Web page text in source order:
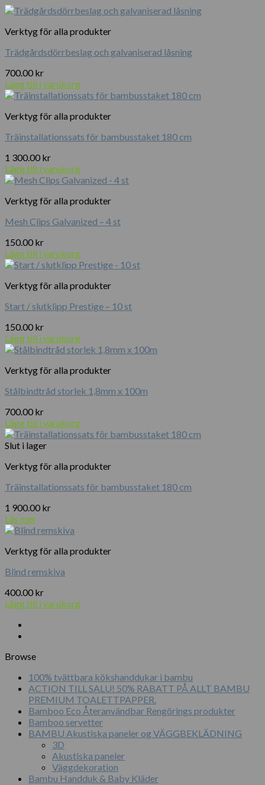
Verktyg för alla produkter
Trädgårdsdörrbeslag och galvaniserad låsning
700.00 kr
Lägg till i varukorg
Verktyg för alla produkter
Träinstallationssats för bambusstaket 180 cm
1 300.00 kr
Lägg till i varukorg
Verktyg för alla produkter
Mesh Clips Galvanized – 4 st
150.00 kr
Lägg till i varukorg
Verktyg för alla produkter
Start / slutklipp Prestige – 10 st
150.00 kr
Lägg till i varukorg
Verktyg för alla produkter
Stålbindtråd storlek 1,8mm x 100m
700.00 kr
Lägg till i varukorg
Slut i lager
Verktyg för alla produkter
Träinstallationssats för bambusstaket 180 cm
1 900.00 kr
Läs mer
Verktyg för alla produkter
Blind remskiva
400.00 kr
Lägg till i varukorg
Browse
100% tvättbara kökshanddukar i bambu
ACTION TILL SALU! 50% RABATT PÅ ALLT BAMBU
PREMIUM TOALETTPAPPER.
Bamboo Eco Återanvändbar Rengörings produkter
Bamboo servetter
BAMBU Akustiska paneler og VÄGGBEKLÄDNING
3D
Akustiska paneler
Väggdekoration
Bambu Handduk & Baby Kläder